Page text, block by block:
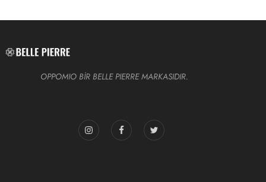
OPPOMIO BİR BELLE PIERRE MARKASIDIR.